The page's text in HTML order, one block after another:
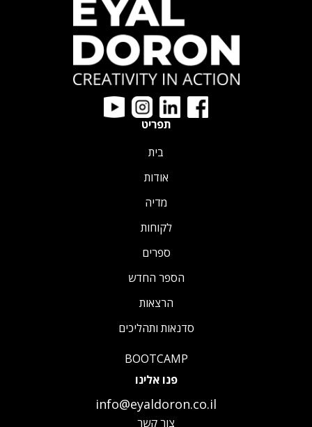
תפריט
בית
אודות
מדיה
לקוחות
ספרים
הספר החדש
הרצאות
סדנאות ותהליכים
BOOTCAMP
פנו אלינו
info@eyaldoron.co.il
צור קשר